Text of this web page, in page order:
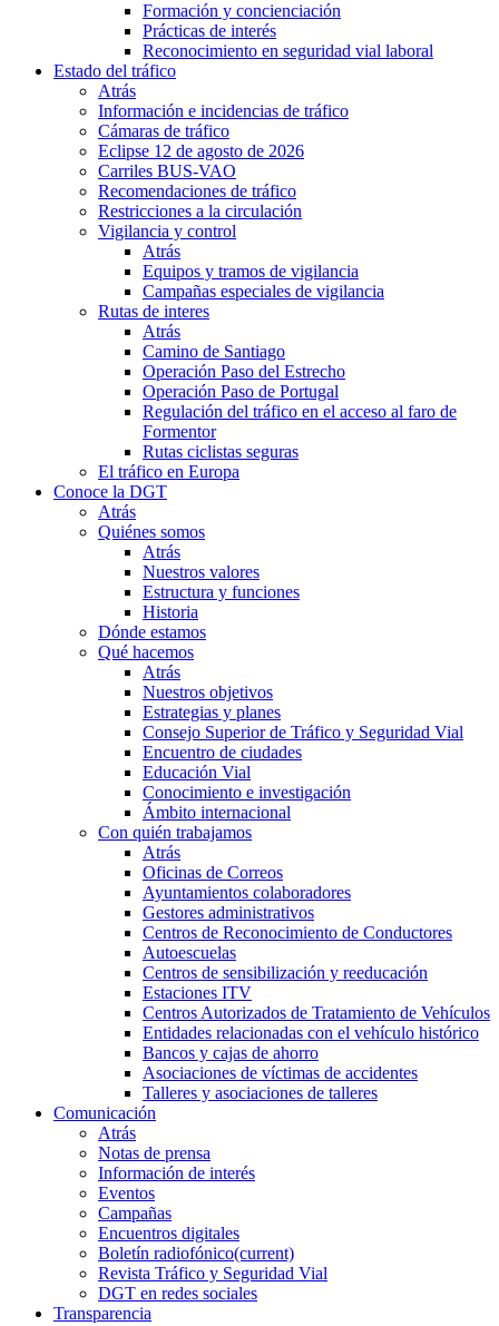
Formación y concienciación
Prácticas de interés
Reconocimiento en seguridad vial laboral
Estado del tráfico
Atrás
Información e incidencias de tráfico
Cámaras de tráfico
Eclipse 12 de agosto de 2026
Carriles BUS-VAO
Recomendaciones de tráfico
Restricciones a la circulación
Vigilancia y control
Atrás
Equipos y tramos de vigilancia
Campañas especiales de vigilancia
Rutas de interes
Atrás
Camino de Santiago
Operación Paso del Estrecho
Operación Paso de Portugal
Regulación del tráfico en el acceso al faro de
Formentor
Rutas ciclistas seguras
El tráfico en Europa
Conoce la DGT
Atrás
Quiénes somos
Atrás
Nuestros valores
Estructura y funciones
Historia
Dónde estamos
Qué hacemos
Atrás
Nuestros objetivos
Estrategias y planes
Consejo Superior de Tráfico y Seguridad Vial
Encuentro de ciudades
Educación Vial
Conocimiento e investigación
Ámbito internacional
Con quién trabajamos
Atrás
Oficinas de Correos
Ayuntamientos colaboradores
Gestores administrativos
Centros de Reconocimiento de Conductores
Autoescuelas
Centros de sensibilización y reeducación
Estaciones ITV
Centros Autorizados de Tratamiento de Vehículos
Entidades relacionadas con el vehículo histórico
Bancos y cajas de ahorro
Asociaciones de víctimas de accidentes
Talleres y asociaciones de talleres
Comunicación
Atrás
Notas de prensa
Información de interés
Eventos
Campañas
Encuentros digitales
Boletín radiofónico(current)
Revista Tráfico y Seguridad Vial
DGT en redes sociales
Transparencia